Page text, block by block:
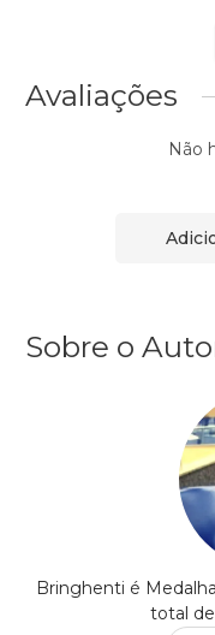
Avaliações
Não
Sobre o
Bringhenti é
total de